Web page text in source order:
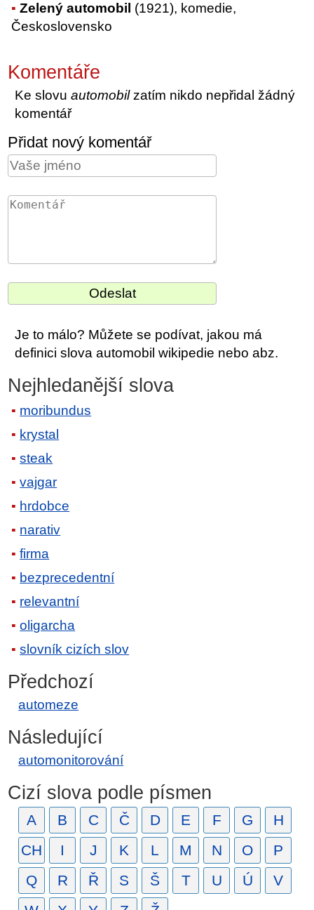
Zelený automobil (1921), komedie,
Československo
Komentáře
Ke slovuautomobilzatím nikdo nepřidal žádný
komentář
Přidat nový komentář
Je to málo? Můžete se podívat, jakou má
definici slova automobil wikipedie nebo abz.
Nejhledanější slova
moribundus
krystal
steak
vajgar
hrdobce
narativ
firma
bezprecedentní
relevantní
oligarcha
slovník cizích slov
Předchozí
automeze
Následující
automonitorování
Cizí slova podle písmen
A B C Č D E F G
H
CH
I J K L M N O
P
Q
R Ř S Š T U Ú
V